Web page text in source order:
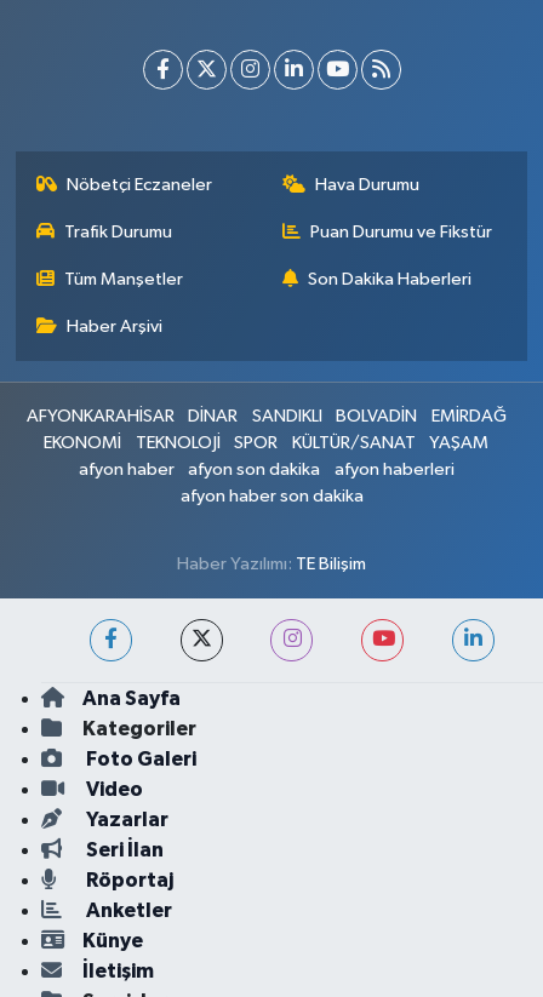
Nöbetçi Eczaneler Hava Durumu
Trafik Durumu Puan Durumu ve Fikstür
Tüm Manşetler Son Dakika Haberleri
Haber Arşivi
AFYONKARAHİSAR DİNAR SANDIKLI BOLVADİN
EMİRDAĞ
EKONOMİ
TEKNOLOJİ SPOR KÜLTÜR/SANAT
YAŞAM
afyon haber
afyon son dakika
afyon haberleri
afyon haber son dakika
Haber Yazılımı: TE Bilişim
Ana Sayfa
Kategoriler
Foto Galeri
Video
Yazarlar
Seri İlan
Röportaj
Anketler
Künye
İletişim